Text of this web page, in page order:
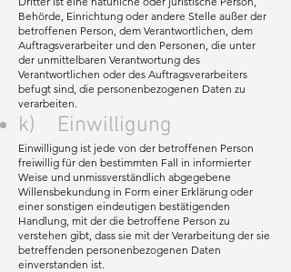
Behörde, Einrichtung oder andere Stelle außer der
betroffenen Person, dem Verantwortlichen, dem
Auftragsverarbeiter und den Personen, die unter
der unmittelbaren Verantwortung des
Verantwortlichen oder des Auftragsverarbeiters
befugt sind, die personenbezogenen Daten zu
verarbeiten.
k) Einwilligung
Einwilligung ist jede von der betroffenen Person
freiwillig für den bestimmten Fall in informierter
Weise und unmissverständlich abgegebene
Willensbekundung in Form einer Erklärung oder
einer sonstigen eindeutigen bestätigenden
Handlung, mit der die betroffene Person zu
verstehen gibt, dass sie mit der Verarbeitung der sie
betreffenden personenbezogenen Daten
einverstanden ist.